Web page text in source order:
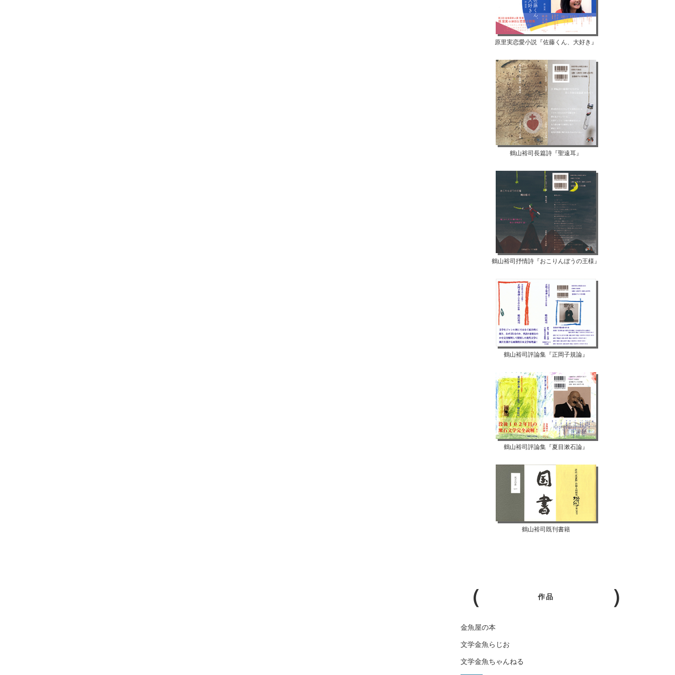
原里実恋愛小説『佐藤くん、大好き』
鶴山裕司長篇詩『聖遠耳』
鶴山裕司抒情詩『おこりんぼうの王様』
鶴山裕司評論集『正岡子規論』
鶴山裕司評論集『夏目漱石論』
鶴山裕司既刊書籍
作品
金魚屋の本
文学金魚らじお
文学金魚ちゃんねる